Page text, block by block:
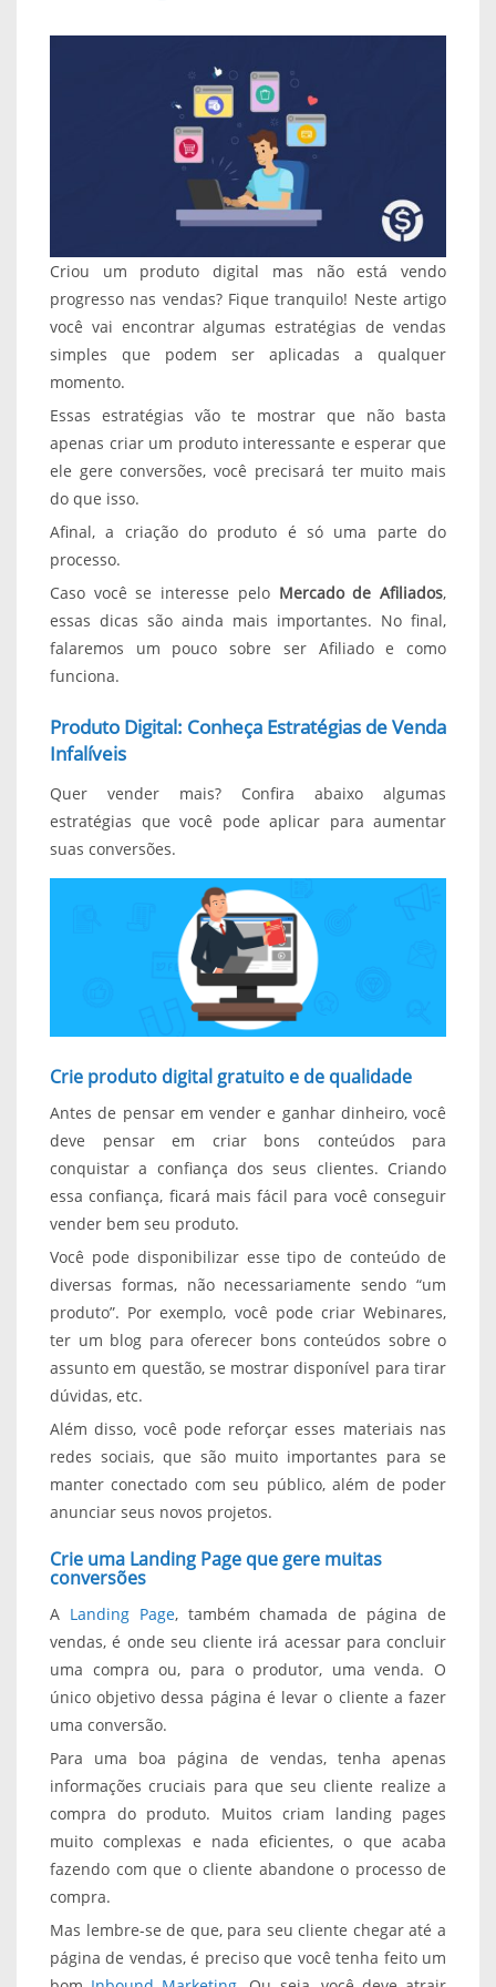
Criou um produto digital mas não está vendo
progresso nas vendas? Fique tranquilo! Neste artigo
você vai encontrar algumas estratégias de vendas
simples que podem ser aplicadas a qualquer
momento.
Essas estratégias vão te mostrar que não basta
apenas criar um produto interessante e esperar que
ele gere conversões, você precisará ter muito mais
do que isso.
Afinal, a criação do produto é só uma parte do
processo.
Caso você se interesse pelo Mercado de Afiliados,
essas dicas são ainda mais importantes. No final,
falaremos um pouco sobre ser Afiliado e como
funciona.
Produto Digital: Conheça Estratégias de Venda
Infalíveis
Quer vender mais? Confira abaixo algumas
estratégias que você pode aplicar para aumentar
suas conversões.
Crie produto digital gratuito e de qualidade
Antes de pensar em vender e ganhar dinheiro, você
deve pensar em criar bons conteúdos para
conquistar a confiança dos seus clientes. Criando
essa confiança, ficará mais fácil para você conseguir
vender bem seu produto.
Você pode disponibilizar esse tipo de conteúdo de
diversas formas, não necessariamente sendo “um
produto”. Por exemplo, você pode criar Webinares,
ter um blog para oferecer bons conteúdos sobre o
assunto em questão, se mostrar disponível para tirar
dúvidas, etc.
Além disso, você pode reforçar esses materiais nas
redes sociais, que são muito importantes para se
manter conectado com seu público, além de poder
anunciar seus novos projetos.
Crie uma Landing Page que gere muitas
conversões
A Landing Page, também chamada de página de
vendas, é onde seu cliente irá acessar para concluir
uma compra ou, para o produtor, uma venda. O
único objetivo dessa página é levar o cliente a fazer
uma conversão.
Para uma boa página de vendas, tenha apenas
informações cruciais para que seu cliente realize a
compra do produto. Muitos criam landing pages
muito complexas e nada eficientes, o que acaba
fazendo com que o cliente abandone o processo de
compra.
Mas lembre-se de que, para seu cliente chegar até a
página de vendas, é preciso que você tenha feito um